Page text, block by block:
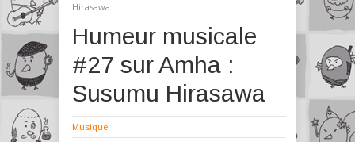
Hirasawa
Humeur musicale
#27 sur Amha :
Susumu Hirasawa
Musique